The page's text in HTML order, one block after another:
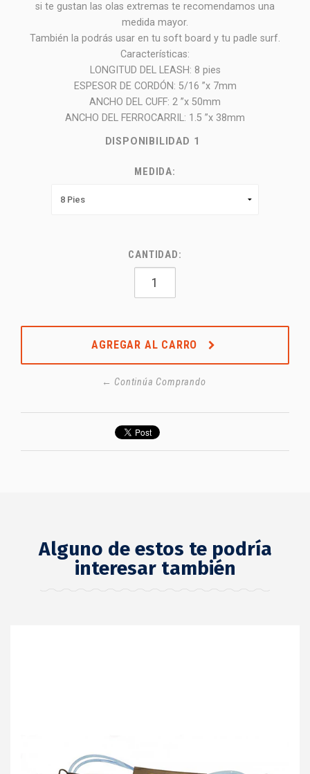
si te gustan las olas extremas te recomendamos una
medida mayor.
También la podrás usar en tu soft board y tu padle surf.
Características:
LONGITUD DEL LEASH: 8 pies
ESPESOR DE CORDÓN: 5/16 ”x 7mm
ANCHO DEL CUFF: 2 ”x 50mm
ANCHO DEL FERROCARRIL: 1.5 ”x 38mm
DISPONIBILIDAD 1
MEDIDA:
CANTIDAD:
AGREGAR AL CARRO
← Continúa Comprando
Alguno de estos te podría
interesar también